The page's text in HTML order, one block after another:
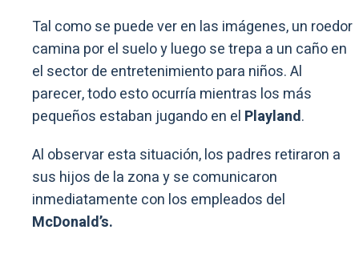
Tal como se puede ver en las imágenes, un roedor
camina por el suelo y luego se trepa a un caño en
el sector de entretenimiento para niños. Al
parecer, todo esto ocurría mientras los más
pequeños estaban jugando en el Playland.
Al observar esta situación, los padres retiraron a
sus hijos de la zona y se comunicaron
inmediatamente con los empleados del
McDonald’s.